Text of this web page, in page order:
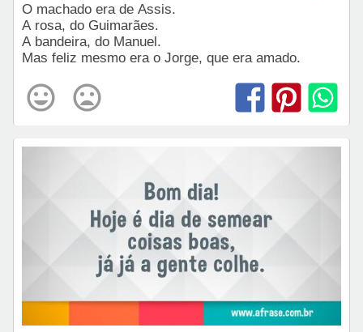
O machado era de Assis.
A rosa, do Guimarães.
A bandeira, do Manuel.
Mas feliz mesmo era o Jorge, que era amado.